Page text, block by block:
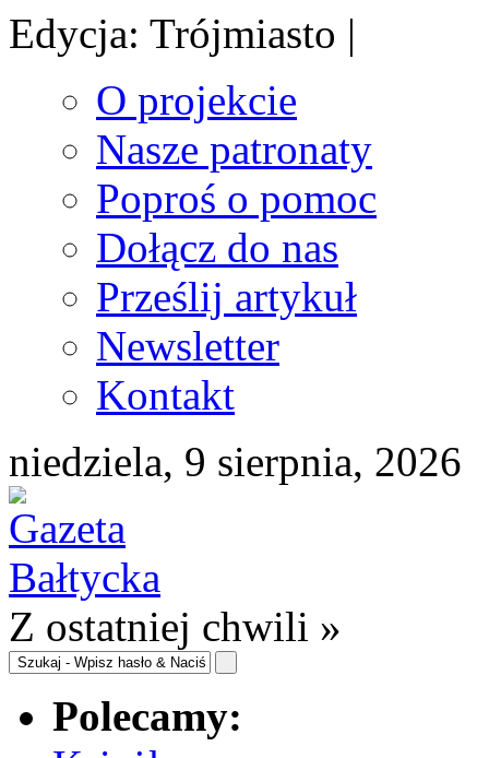
Edycja: Trójmiasto |
O projekcie
Nasze patronaty
Poproś o pomoc
Dołącz do nas
Prześlij artykuł
Newsletter
Kontakt
niedziela, 9 sierpnia, 2026
Z ostatniej chwili »
Polecamy: